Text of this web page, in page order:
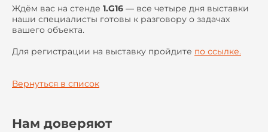
Ждём вас на стенде 1.G16 — все четыре дня выставки
наши специалисты готовы к разговору о задачах
вашего объекта.
Для регистрации на выставку пройдите по ссылке.
Вернуться в список
Нам доверяют